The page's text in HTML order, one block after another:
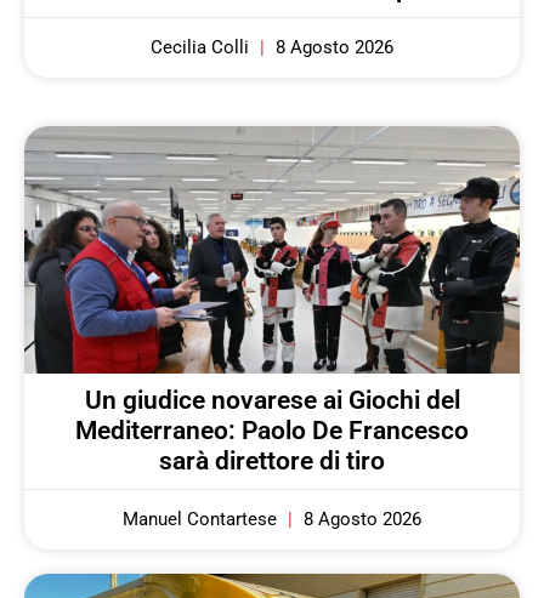
Cecilia Colli 8 Agosto 2026
Un giudice novarese ai Giochi del
Mediterraneo: Paolo De Francesco
sarà direttore di tiro
Manuel Contartese 8 Agosto 2026